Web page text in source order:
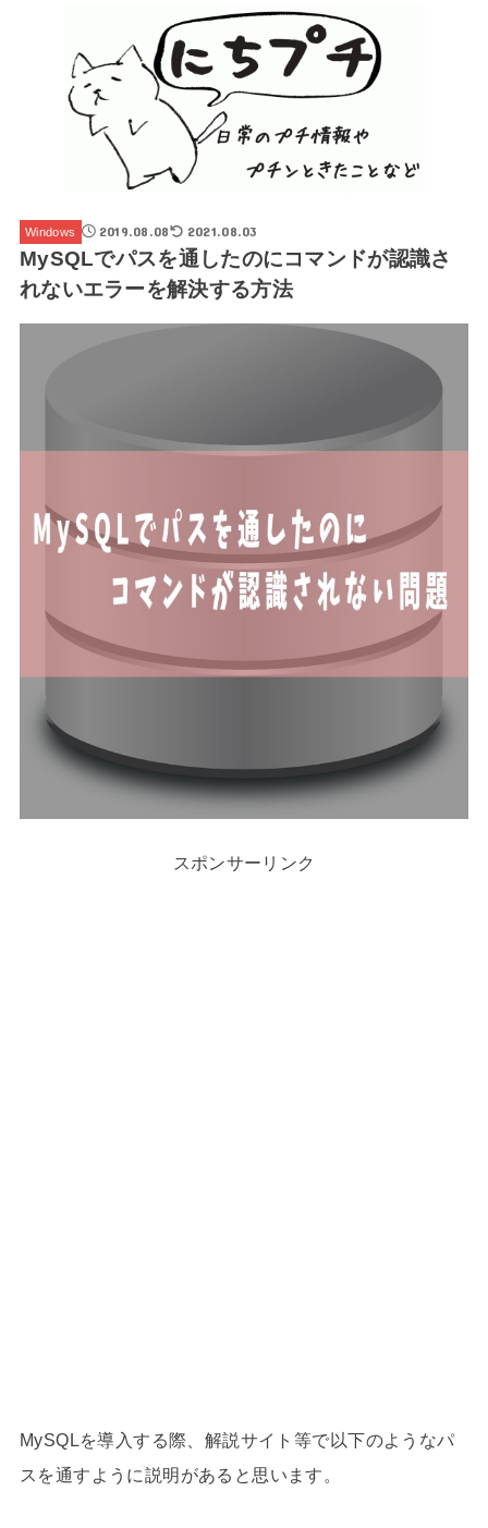
Windows 2019.08.08 2021.08.03
MySQLでパスを通したのにコマンドが認識さ
れないエラーを解決する方法
スポンサーリンク
MySQLを導入する際、解説サイト等で以下のようなパ
スを通すように説明があると思います。